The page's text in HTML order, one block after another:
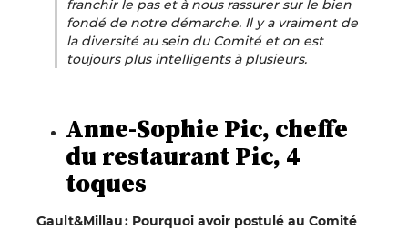
franchir le pas et à nous rassurer sur le bien
fondé de notre démarche. Il y a vraiment de
la diversité au sein du Comité et on est
toujours plus intelligents à plusieurs.
Anne-Sophie Pic, cheffe
du restaurant Pic, 4
toques
Gault&Millau : Pourquoi avoir postulé au Comité